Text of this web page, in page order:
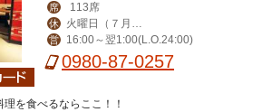
席 113席
休
り無休）
営 16:00～翌1:00(L.O.24:00)
0980-87-0257
を食べるならここ！！